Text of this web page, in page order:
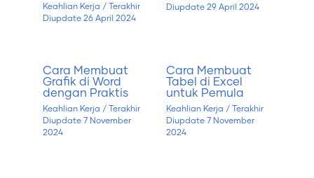
Keahlian Kerja / Terakhir
Diupdate 26 April 2024
Diupdate29 April 2024
Cara Membuat
Grafik di Word
dengan Praktis
Keahlian Kerja / Terakhir
Diupdate 7 November
2024
Cara Membuat
Tabel di Excel
untuk Pemula
Keahlian Kerja / Terakhir
Diupdate7 November
2024